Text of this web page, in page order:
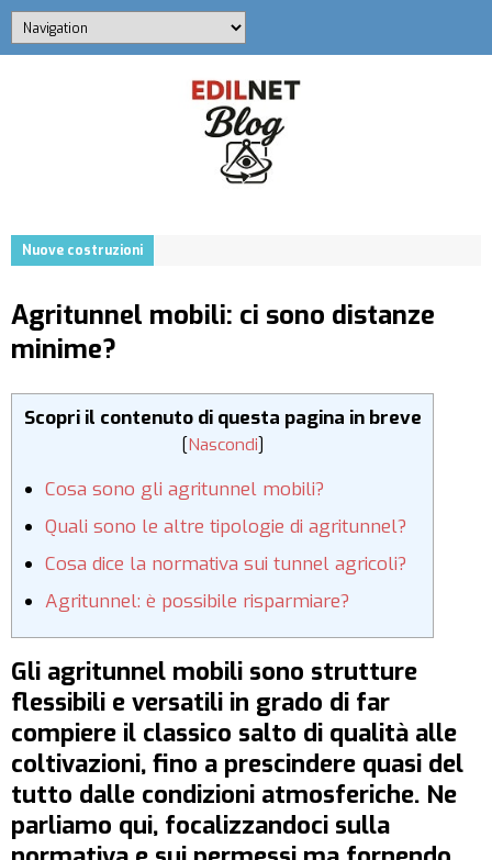
Nuove costruzioni
Agritunnel mobili: ci sono distanze
minime?
Scopri il contenuto di questa pagina in breve
[Nascondi]
Cosa sono gli agritunnel mobili?
Quali sono le altre tipologie di agritunnel?
Cosa dice la normativa sui tunnel agricoli?
Agritunnel: è possibile risparmiare?
Gli agritunnel mobili sono strutture
flessibili e versatili in grado di far
compiere il classico salto di qualità alle
coltivazioni, fino a prescindere quasi del
tutto dalle condizioni atmosferiche. Ne
parliamo qui, focalizzandoci sulla